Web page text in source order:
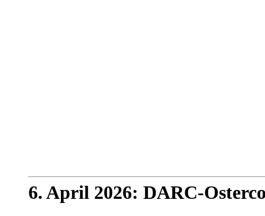
6. April 2026: DARC-